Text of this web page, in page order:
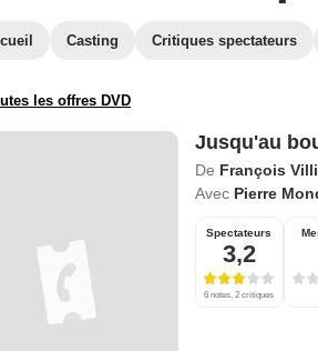
Casting Critiques spectateurs
les offres DVD
Jusqu'au
De François
Avec Pierre
Spectateurs
3,2
6 notes, 2 critiques